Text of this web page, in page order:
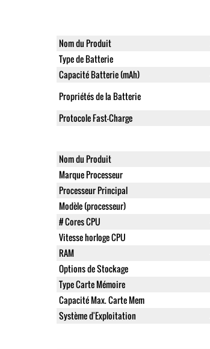
Nom du Produit
Type de Batterie
Capacité Batterie (mAh)
Propriétés de la Batterie
Protocole Fast-Charge
Nom du Produit
Marque Processeur
Processeur Principal
Modèle (processeur)
# Cores CPU
Vitesse horloge CPU
RAM
Options de Stockage
Type Carte Mémoire
Capacité Max. Carte Mem
Système d'Exploitation